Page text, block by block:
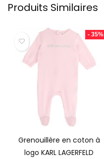
Produits Similaires
- 35%
Grenouillère en coton à
logo KARL LAGERFELD